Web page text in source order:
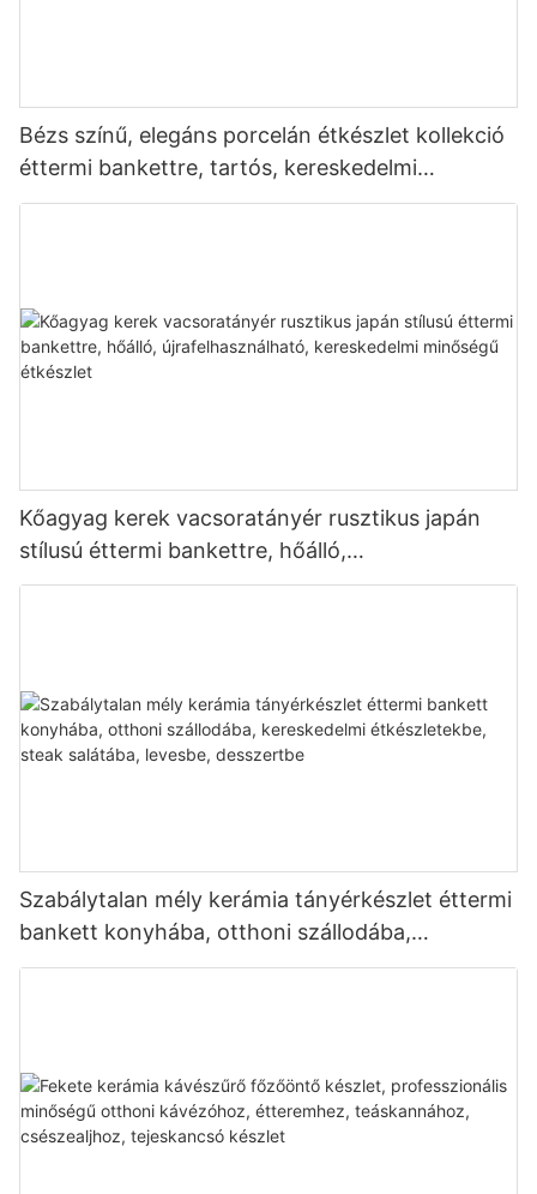
Bézs színű, elegáns porcelán étkészlet kollekció
éttermi bankettre, tartós, kereskedelmi
minőségű étkészlet készlet, tányér, tál, pohár
Kőagyag kerek vacsoratányér rusztikus japán
stílusú éttermi bankettre, hőálló,
újrafelhasználható, kereskedelmi minőségű
Szabálytalan mély kerámia tányérkészlet éttermi
bankett konyhába, otthoni szállodába,
kereskedelmi étkészletekbe, steak salátába,